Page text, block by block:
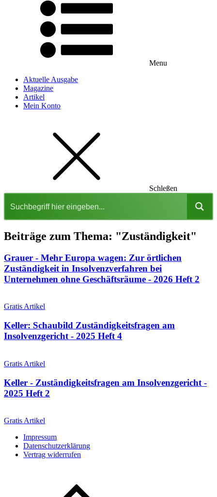
Menu
Aktuelle Ausgabe
Magazine
Artikel
Mein Konto
Schleßen
Beiträge zum Thema: "Zuständigkeit"
Grauer - Mehr Europa wagen: Zur örtlichen
Zuständigkeit in Insolvenzverfahren bei
Unternehmen ohne Geschäftsräume - 2026 Heft 2
Gratis Artikel
Keller: Schaubild Zuständigkeitsfragen am
Insolvenzgericht - 2025 Heft 4
Gratis Artikel
Keller - Zuständigkeitsfragen am Insolvenzgericht -
2025 Heft 2
Gratis Artikel
Impressum
Datenschutzerklärung
Vertrag widerrufen